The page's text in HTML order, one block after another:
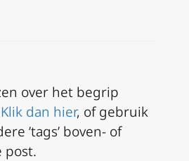
over het begrip
Klik dan hier, of gebruik
’tags’ boven- of
post.